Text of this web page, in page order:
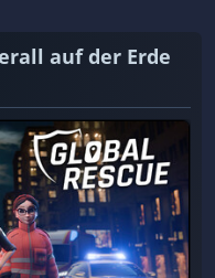
auf der Erde